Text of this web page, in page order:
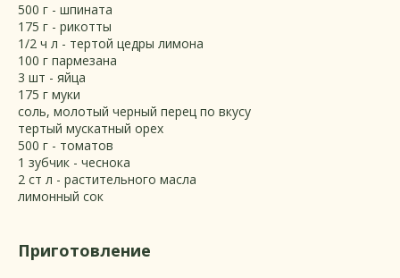
500 г - шпината
175 г - рикотты
1/2 ч л - тертой цедры лимона
100 г пармезана
3 шт - яйца
175 г муки
соль, молотый черный перец по вкусу
тертый мускатный орех
500 г - томатов
1 зубчик - чеснока
2 ст л - растительного масла
лимонный сок
Приготовление